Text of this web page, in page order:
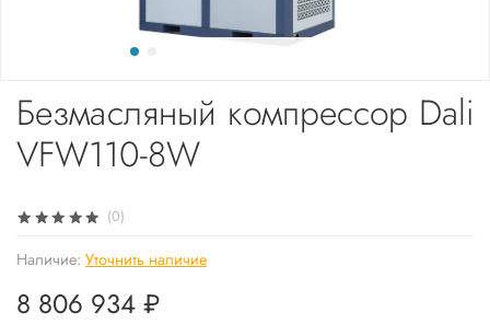
(0)
Наличие: Уточнить наличие
Безмасляный компрессор Dali
VFW110-8W
8 806 934 ₽